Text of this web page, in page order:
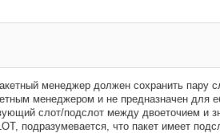
менеджер должен сохранить пару
менеджером и не предназначен для
слот/подслот между двоеточием и
подразумевается, что пакет имеет